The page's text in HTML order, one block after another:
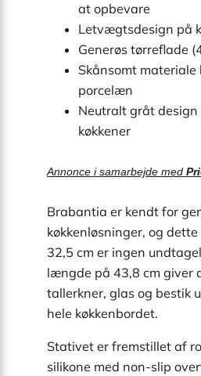
at opbevare
Letvægtsdesign på
Generøs tørreflade
Skånsomt
porcelæn
Neutralt gråt design
køkkener
Annonce i samarbejde med
Brabantia er kendt for
køkkenløsninger, og
32,5 cm er ingen
længde på 43,8 cm giver
tallerkner, glas og bestik
hele køkkenbordet.
Stativet er fremstillet af
silikone med non-slip